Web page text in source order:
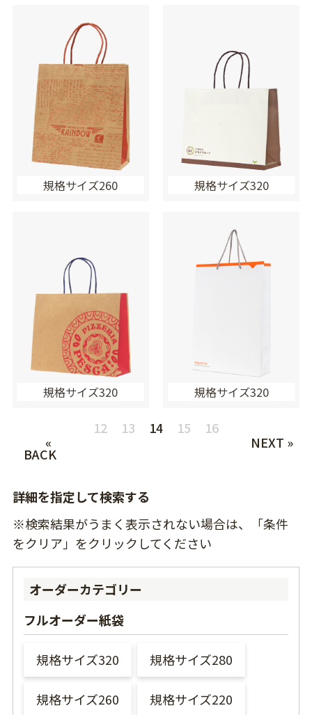
規格サイズ260 規格サイズ320
規格サイズ320 規格サイズ320
«
BACK
12 13 14 15
16
NEXT »
詳細を指定して検索する
※検索結果がうまく表示されない場合は、「条件
をクリア」をクリックしてください
オーダーカテゴリー
フルオーダー紙袋
規格サイズ320 規格サイズ280
規格サイズ260 規格サイズ220